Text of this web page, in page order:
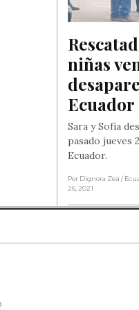
niñas
Ecuador
Sara y Sofía
pasado jueves
Ecuador.
Por Dignora Zea /
26, 2021